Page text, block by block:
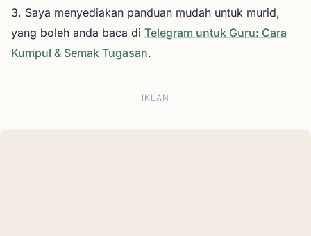
3. Saya menyediakan panduan mudah untuk murid,
yang boleh anda baca di Telegram untuk Guru: Cara
Kumpul & Semak Tugasan.
IKLAN